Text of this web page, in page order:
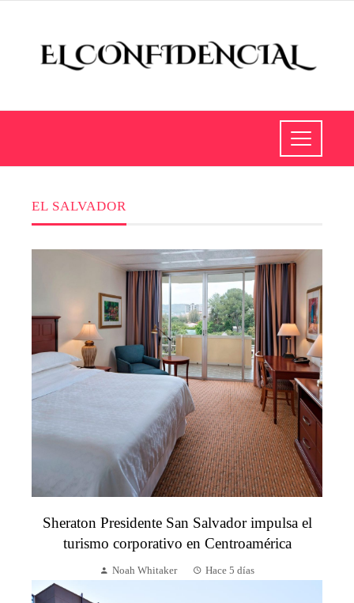
EL SALVADOR
Sheraton Presidente San Salvador impulsa el
turismo corporativo en Centroamérica
Noah Whitaker Hace 5 días